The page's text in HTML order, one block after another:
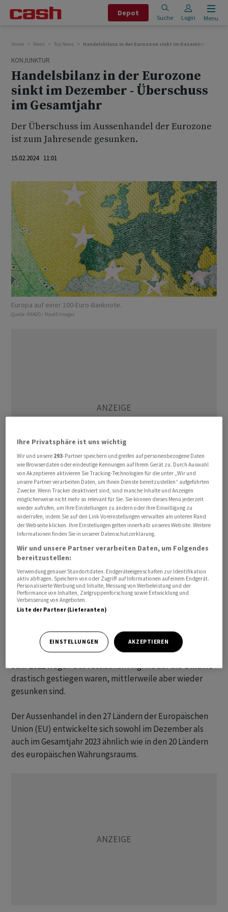
Depot
Suche Login Menu
Home News Top News Handelsbilanz in der Eurozone sinkt im Dezember -
KONJUNKTUR
Handelsbilanz in der Eurozone
sinkt im Dezember - Überschuss
im Gesamtjahr
Der Überschuss im Aussenhandel der Eurozone
ist zum Jahresende gesunken.
15.02.2024 11:01
Europa auf einer 100-Euro-Banknote.
Quelle: IMAGO / Pond5 Images
Der Handelsüberschuss als Differenz von Ex- und
Importen fiel saisonbereinigt von 15,1 Milliarden Euro
im November auf 13,0 Milliarden Euro im Dezember, wie
das Statistikamt Eurostat am Donnerstag in Luxemburg
mitteilte. Die Entwicklung geht auf geringere
Prozent sanken. Die Importe stagnierten. Im Gesamtjahr
2023 wies die Handelsbilanz der Eurozone einen
Überschuss von 65,9 Milliarden Euro auf.
Euro aufgetreten. Hintergrund der Entwicklung dürften
vor allem die Energie- und Rohstoffpreise sein, die im
Jahr 2022 wegen des russischen Angriffs auf die Ukraine
drastisch gestiegen waren, mittlerweile aber wieder
gesunken sind.
Der Aussenhandel in den 27 Ländern der Europäischen
Union (EU) entwickelte sich sowohl im Dezember als
auch im Gesamtjahr 2023 ähnlich wie in den 20 Ländern
des europäischen Währungsraums.
Ihre Privatsphäre ist uns wichtig
Wir und unsere 293-Partner speichern und greifen auf personenbezogene Daten
wie Browserdaten oder eindeutige Kennungen auf Ihrem Gerät zu. Durch Auswahl
von Akzeptieren aktivieren Sie Tracking-Technologien für die unter „Wir und
unsere Partner verarbeiten Daten, um Ihnen Dienste bereitzustellen“ aufgeführten
Zwecke. Wenn Tracker deaktiviert sind, sind manche Inhalte und Anzeigen
möglicherweise nicht mehr so relevant für Sie. Sie können dieses Menü jederzeit
wieder aufrufen, um Ihre Einstellungen zu ändern oder Ihre Einwilligung zu
widerrufen, indem Sie auf den Link Voreinstellungen verwalten am unteren Rand
der Webseite klicken. Ihre Einstellungen gelten innerhalb unseres Website. Weitere
Informationen finden Sie in unserer Datenschutzerklärung.
Wir und unsere Partner verarbeiten Daten, um Folgendes
bereitzustellen:
Verwendung genauer Standortdaten. Endgeräteeigenschaften zur Identifikation
aktiv abfragen. Speichern von oder Zugriff auf Informationen auf einem Endgerät.
Personalisierte Werbung und Inhalte, Messung von Werbeleistung und der
Performance von Inhalten, Zielgruppenforschung sowie Entwicklung und
Verbesserung von Angeboten.
Liste der Partner (Lieferanten)
EINSTELLUNGEN AKZEPTIEREN